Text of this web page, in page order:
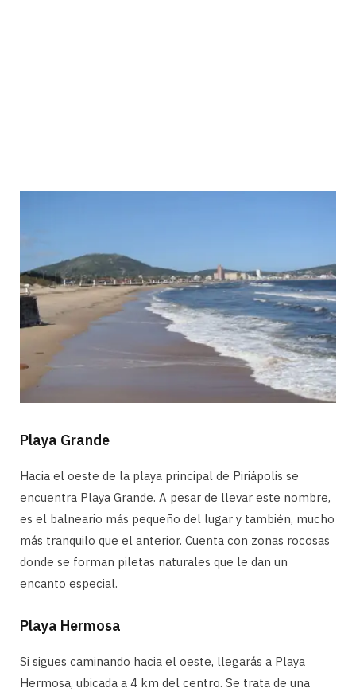
Playa Grande
Hacia el oeste de la playa principal de Piriápolis se
encuentra Playa Grande. A pesar de llevar este nombre,
es el balneario más pequeño del lugar y también, mucho
más tranquilo que el anterior. Cuenta con zonas rocosas
donde se forman piletas naturales que le dan un
encanto especial.
Playa Hermosa
Si sigues caminando hacia el oeste, llegarás a Playa
Hermosa, ubicada a 4 km del centro. Se trata de una